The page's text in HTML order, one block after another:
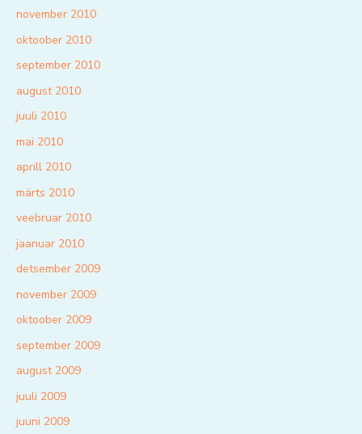
november 2010
oktoober 2010
september 2010
august 2010
juuli 2010
mai 2010
aprill 2010
märts 2010
veebruar 2010
jaanuar 2010
detsember 2009
november 2009
oktoober 2009
september 2009
august 2009
juuli 2009
juuni 2009